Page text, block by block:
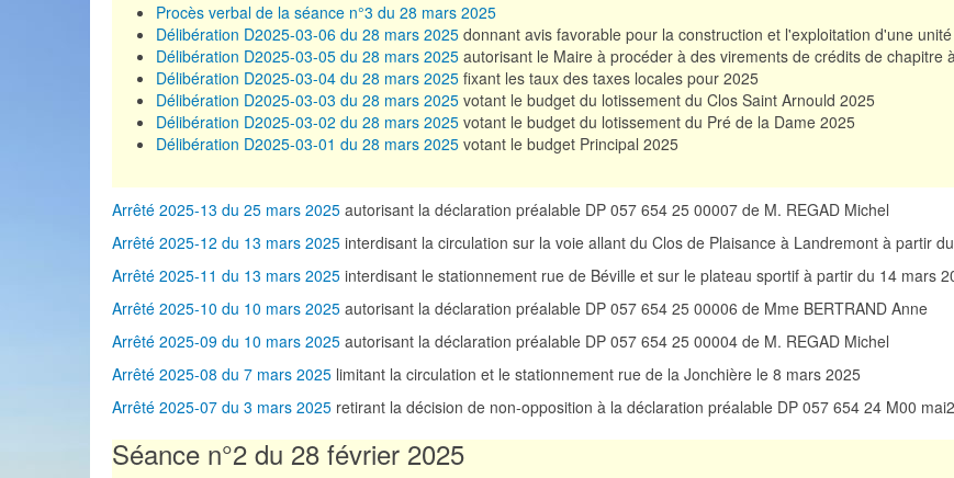
Procès verbal de la séance n°3 du 28 mars 2025
Délibération D2025-03-06 du 28 mars 2025 donnant avis favorable pour la construction et l'exploitation d'une
Délibération D2025-03-05 du 28 mars 2025 autorisant le Maire à procéder à des virements de crédits de chapitre
Délibération D2025-03-04 du 28 mars 2025 fixant les taux des taxes locales pour 2025
Délibération D2025-03-03 du 28 mars 2025 votant le budget du lotissement du Clos Saint Arnould 2025
Délibération D2025-03-02 du 28 mars 2025 votant le budget du lotissement du Pré de la Dame 2025
Délibération D2025-03-01 du 28 mars 2025 votant le budget Principal 2025
Arrêté 2025-13 du 25 mars 2025 autorisant la déclaration préalable DP 057 654 25 00007 de M. REGAD Michel
Arrêté 2025-12 du 13 mars 2025 interdisant la circulation sur la voie allant du Clos de Plaisance à Landremont à partir
Arrêté 2025-11 du 13 mars 2025 interdisant le stationnement rue de Béville et sur le plateau sportif à partir du 14 mars
Arrêté 2025-10 du 10 mars 2025 autorisant la déclaration préalable DP 057 654 25 00006 de Mme BERTRAND Anne
Arrêté 2025-09 du 10 mars 2025 autorisant la déclaration préalable DP 057 654 25 00004 de M. REGAD Michel
Arrêté 2025-08 du 7 mars 2025 limitant la circulation et le stationnement rue de la Jonchière le 8 mars 2025
Arrêté 2025-07 du 3 mars 2025 retirant la décision de non-opposition à la déclaration préalable DP 057 654 24 M00
Séance n°2 du 28 février 2025